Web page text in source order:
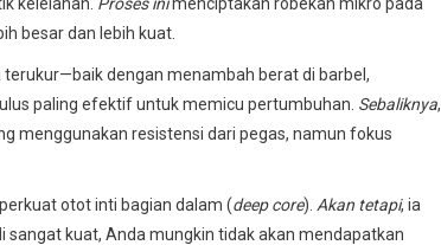
besar dan lebih kuat.
dengan menambah berat di barbel,
paling efektif untuk memicu pertumbuhan. Sebaliknya,
menggunakan resistensi dari pegas, namun fokus
otot inti bagian dalam (deep core). Akan tetapi, ia
sangat kuat, Anda mungkin tidak akan mendapatkan